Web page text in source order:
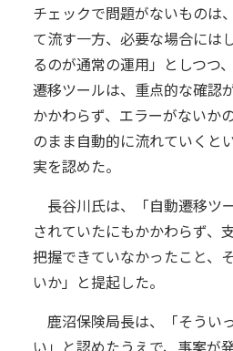
チェックで問題がないものは
て流す一方、必要な場合には
るのが通常の運用」としつつ
遷移ツールは、重点的な確認
かかわらず、エラーがないか
のまま自動的に流れていくと
実を認めた。
長谷川氏は、「自動遷移ツ
されていたにもかかわらず、
把握できていなかったこと、
いか」と提起した。
鹿沼保険局長は、「そうい
い」と認めたうえで、事案が